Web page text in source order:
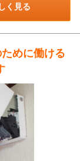
く見る
めに働ける